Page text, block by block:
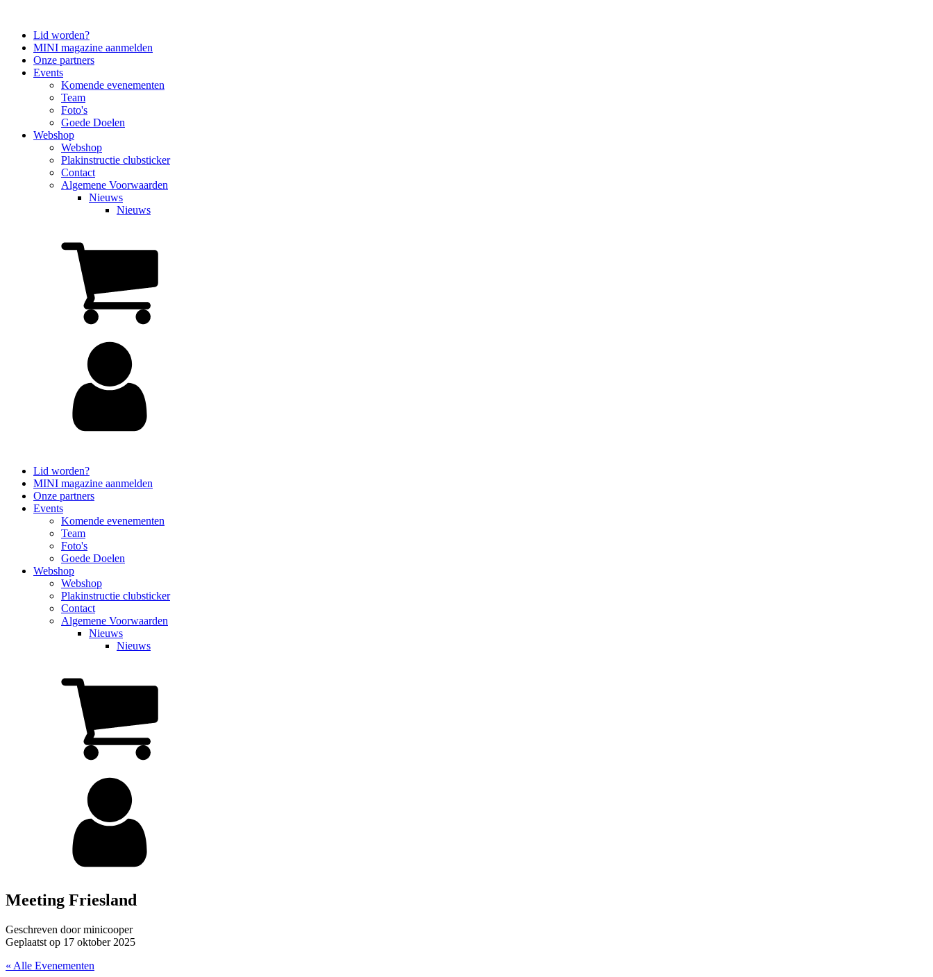
Lid worden?
MINI magazine aanmelden
Onze partners
Events
Komende evenementen
Team
Foto's
Goede Doelen
Webshop
Webshop
Plakinstructie clubsticker
Contact
Algemene Voorwaarden
Nieuws
Nieuws
Lid worden?
MINI magazine aanmelden
Onze partners
Events
Komende evenementen
Team
Foto's
Goede Doelen
Webshop
Webshop
Plakinstructie clubsticker
Contact
Algemene Voorwaarden
Nieuws
Nieuws
Meeting Friesland
Geschreven doorminicooper
Geplaatst op 17 oktober 2025
« Alle Evenementen